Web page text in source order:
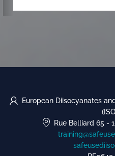
European Diisocyanates
Rue Belliard 65 -